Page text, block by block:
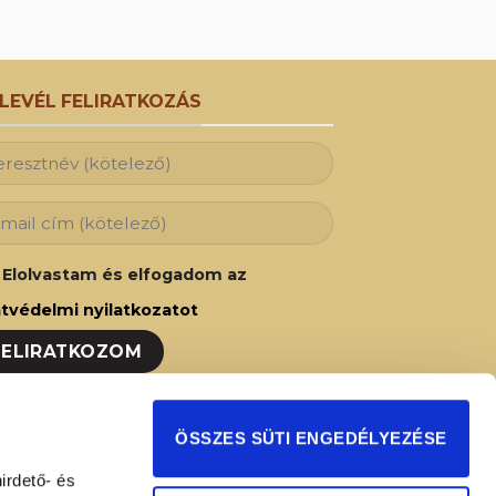
és
ÖSSZES SÜTI ENGEDÉLYEZÉSE
FELIRATKOZÁS
Elolvastam és elfogadom az
nyilatkozatot
fel hírlevelünkre és Ön is az elsők